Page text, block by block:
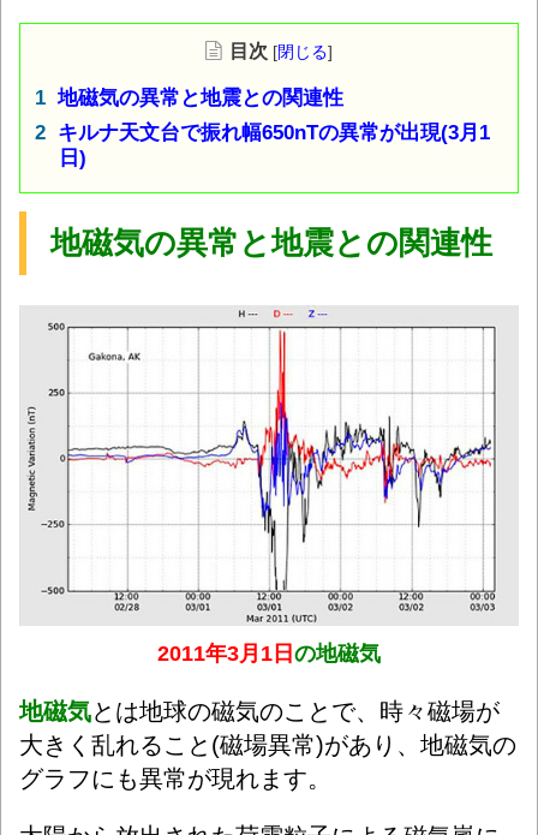
目次 [閉じる]
地磁気の異常と地震との関連性
キルナ天文台で振れ幅650nTの異常が出現(3月1
日)
地磁気の異常と地震との関連性
2011年3月1日 の地磁気
地磁気とは地球の磁気のことで、時々磁場が
大きく乱れること(磁場異常)があり、地磁気の
グラフにも異常が現れます。